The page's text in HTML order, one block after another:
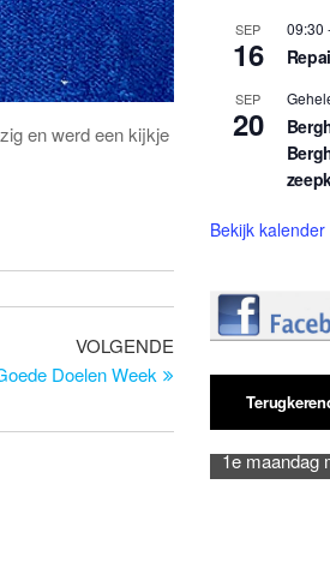
en werd een kijkje
Volgend
bericht
VOLGENDE
Doelen Week
SEP
16
09:30
SEP
20
Bekijk kalender
1e maandag